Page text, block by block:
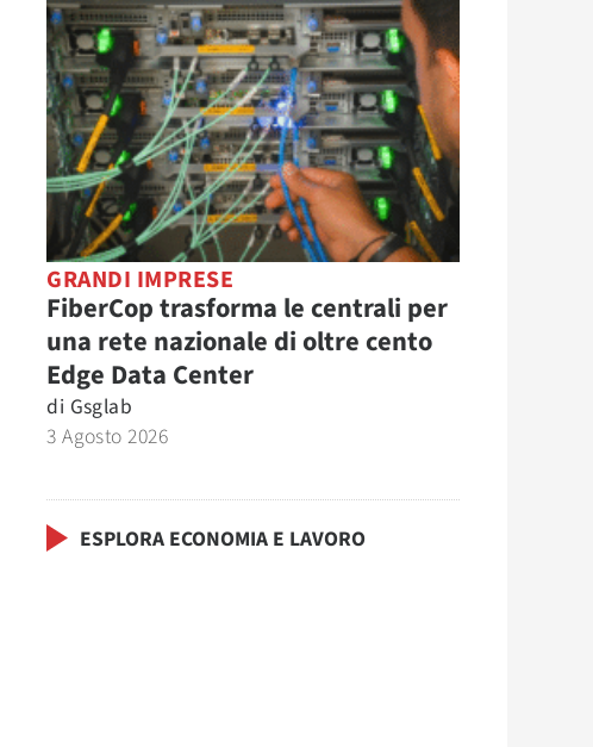
GRANDI IMPRESE
FiberCop trasforma le centrali per
una rete nazionale di oltre cento
Edge Data Center
di Gsglab
3 Agosto 2026
ESPLORA ECONOMIA E LAVORO